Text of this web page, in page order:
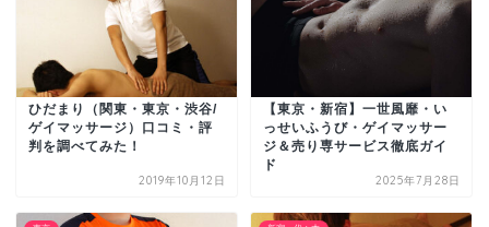
ひだまり（関東・東京・渋谷/
ゲイマッサージ）口コミ・評
判を調べてみた！
2019年10月12日
【東京・新宿】一世風靡・い
っせいふうび・ゲイマッサー
ジ＆売り専サービス徹底ガイ
ド
2025年7月28日